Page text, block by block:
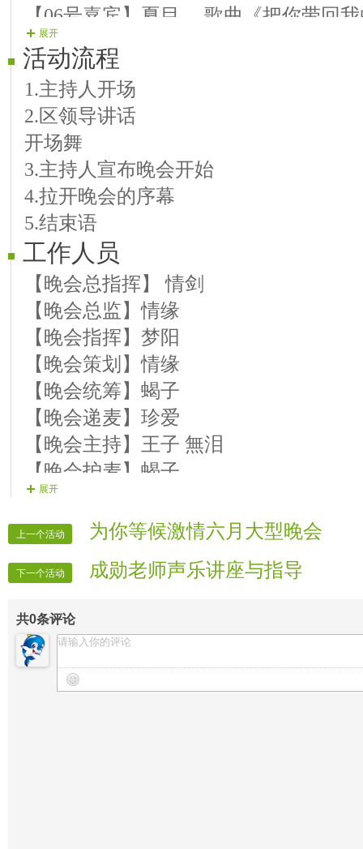
【06号嘉宾】夏目 歌曲《把你带回
个约定》
中场舞似水情 舞蹈《千古》
【07号嘉宾】踏雪 朗诵《中华颂》
【08号嘉宾】诗意 歌曲《釆槟榔》《
【09号嘉宾】老妹儿 歌曲《最美的情
你》
【10号嘉宾】冰花 歌曲《我们的中国
【11号嘉宾】琴韵 歌曲《我和我的祖
【12号嘉宾】冷漠 歌曲《你开心所以
结束舞馨儿组合 舞蹈《时光不老我
展开
活动流程
1.主持人开场
2.区领导讲话
开场舞
3.主持人宣布晚会开始
4.拉开晚会的序幕
5.结束语
工作人员
【晚会总指挥】 情剑
【晚会总监】情缘
【晚会指挥】梦阳
【晚会策划】情缘
【晚会统筹】蝎子
【晚会递麦】珍爱
【晚会主持】王子 無泪
【晚会护麦】蝎子
【晚会撰稿】王子 無泪
【晚会广播】大红袍
【晚会迎宾】全体管理
【片花制作】梦寻
展开
上一个活动 为你等候激情六月大型晚会
下一个活动 成勋老师声乐讲座与指导
共0条评论